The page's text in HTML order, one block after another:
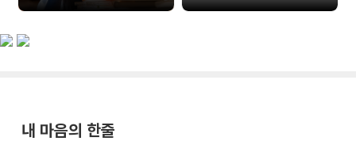
내 마음의 한줄